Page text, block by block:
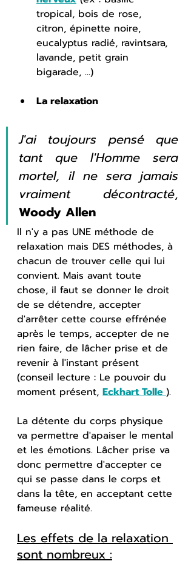
tropical, bois de rose,
citron, épinette noire,
eucalyptus radié, ravintsara,
lavande, petit grain
bigarade, ...)
La relaxation
J'ai toujours pensé que
tant que l'Homme sera
mortel, il ne sera jamais
vraiment décontracté
Woody Allen
Il n'y a pas UNE méthode de
relaxation mais DES méthodes, à
chacun de trouver celle qui lui
convient. Mais avant toute
chose, il faut se donner le droit
de se détendre, accepter
d'arrêter cette course effrénée
après le temps, accepter de ne
rien faire, de lâcher prise et de
revenir à l'instant présent
(conseil lecture : Le pouvoir du
moment présent, Eckhart Tolle ).
La détente du corps physique
va permettre d'apaiser le mental
et les émotions. Lâcher prise va
donc permettre d'accepter ce
qui se passe dans le corps et
dans la tête, en acceptant cette
fameuse réalité.
Les effets de la relaxation
sont nombreux :